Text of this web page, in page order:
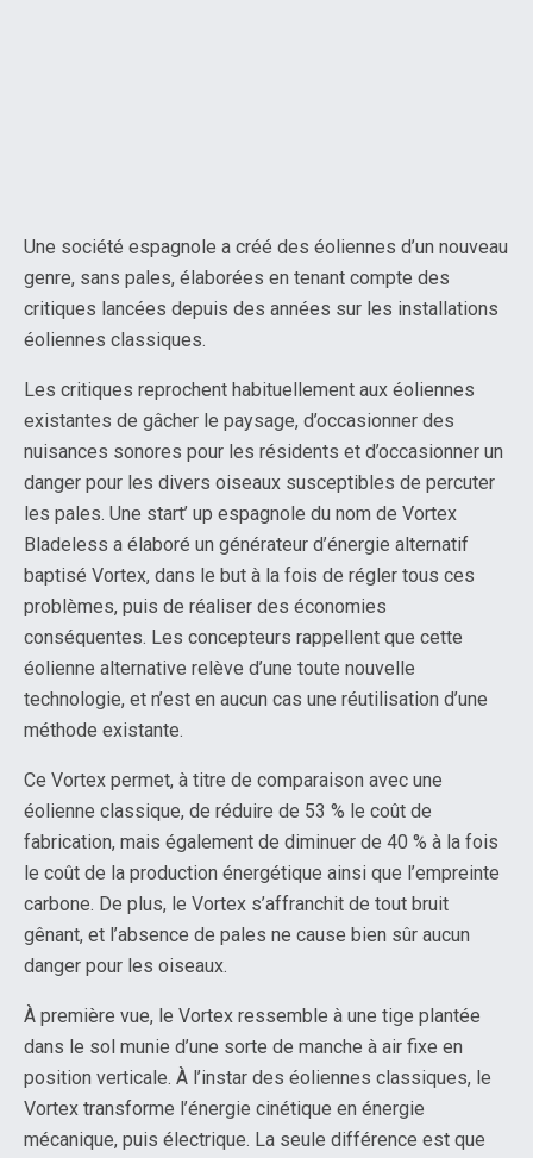
Une société espagnole a créé des éoliennes d’un nouveau
genre, sans pales, élaborées en tenant compte des
critiques lancées depuis des années sur les installations
éoliennes classiques.
Les critiques reprochent habituellement aux éoliennes
existantes de gâcher le paysage, d’occasionner des
nuisances sonores pour les résidents et d’occasionner un
danger pour les divers oiseaux susceptibles de percuter
les pales. Une start’ up espagnole du nom de Vortex
Bladeless a élaboré un générateur d’énergie alternatif
baptisé Vortex, dans le but à la fois de régler tous ces
problèmes, puis de réaliser des économies
conséquentes. Les concepteurs rappellent que cette
éolienne alternative relève d’une toute nouvelle
technologie, et n’est en aucun cas une réutilisation d’une
méthode existante.
Ce Vortex permet, à titre de comparaison avec une
éolienne classique, de réduire de 53 % le coût de
fabrication, mais également de diminuer de 40 % à la fois
le coût de la production énergétique ainsi que l’empreinte
carbone. De plus, le Vortex s’affranchit de tout bruit
gênant, et l’absence de pales ne cause bien sûr aucun
danger pour les oiseaux.
À première vue, le Vortex ressemble à une tige plantée
dans le sol munie d’une sorte de manche à air fixe en
position verticale. À l’instar des éoliennes classiques, le
Vortex transforme l’énergie cinétique en énergie
mécanique, puis électrique. La seule différence est que